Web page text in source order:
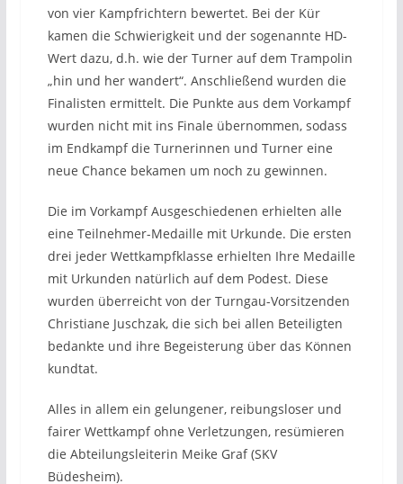
von vier Kampfrichtern bewertet. Bei der Kür
kamen die Schwierigkeit und der sogenannte HD-
Wert dazu, d.h. wie der Turner auf dem Trampolin
„hin und her wandert“. Anschließend wurden die
Finalisten ermittelt. Die Punkte aus dem Vorkampf
wurden nicht mit ins Finale übernommen, sodass
im Endkampf die Turnerinnen und Turner eine
neue Chance bekamen um noch zu gewinnen.
Die im Vorkampf Ausgeschiedenen erhielten alle
eine Teilnehmer-Medaille mit Urkunde. Die ersten
drei jeder Wettkampfklasse erhielten Ihre Medaille
mit Urkunden natürlich auf dem Podest. Diese
wurden überreicht von der Turngau-Vorsitzenden
Christiane Juschzak, die sich bei allen Beteiligten
bedankte und ihre Begeisterung über das Können
kundtat.
Alles in allem ein gelungener, reibungsloser und
fairer Wettkampf ohne Verletzungen, resümieren
die Abteilungsleiterin Meike Graf (SKV
Büdesheim).